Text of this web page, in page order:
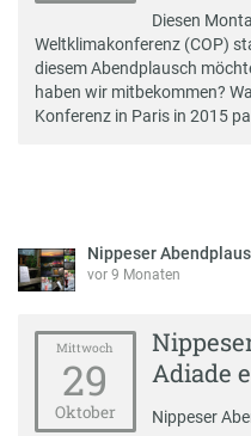
Diesen
Weltklimakonferenz (COP)
diesem Abendplausch
haben wir mitbekommen?
Konferenz in Paris in 2015
Nippeser
vor 9 Monaten
Mittwoch
29
Oktober
Adiade
Nippeser